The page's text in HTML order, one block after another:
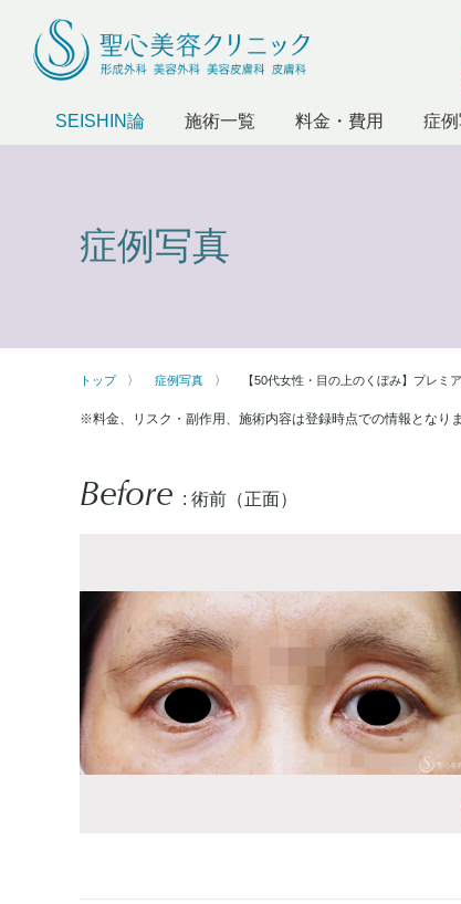
SEISHIN論 施術一覧 料金・費用 症
症例写真
トップ 症例写真 【50代女性・目の上のくぼみ】プレミ
※料金、リスク・副作用、施術内容は登録時点での情報となり
Before : 術前（正面）